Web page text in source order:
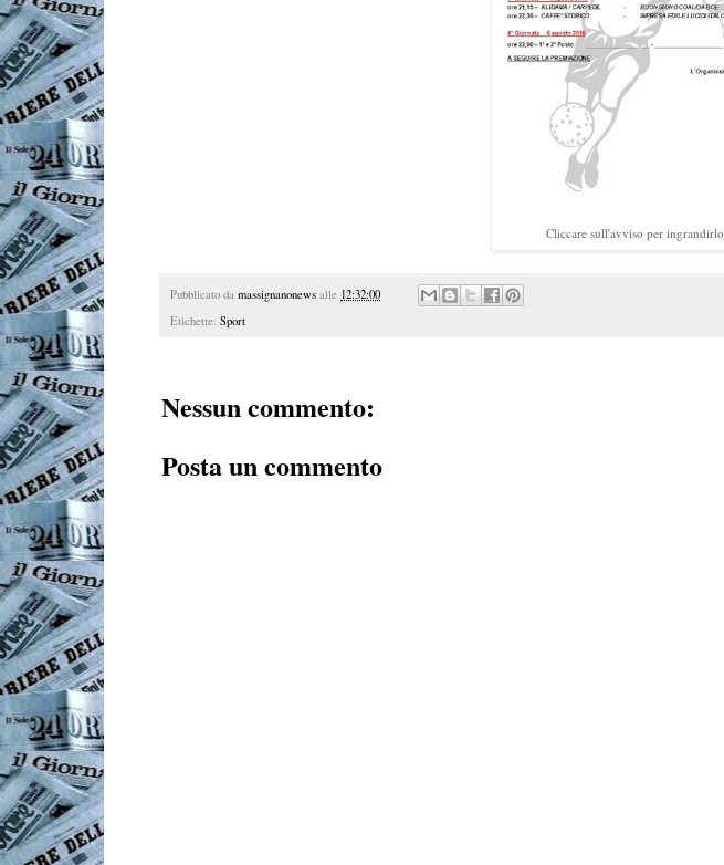
Cliccare sull'avviso per ingrandirlo
Pubblicato da massignanonews alle 12:32:00
Etichette: Sport
Nessun commento:
Posta un commento